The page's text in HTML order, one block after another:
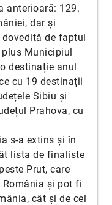
anterioară: 129.
dar și
de faptul
plus Municipiul
destinație anul
cu 19 destinații
Sibiu și
Prahova, cu
s-a extins și în
lista de finaliste
Prut, care
România și pot fi
cât și de cel